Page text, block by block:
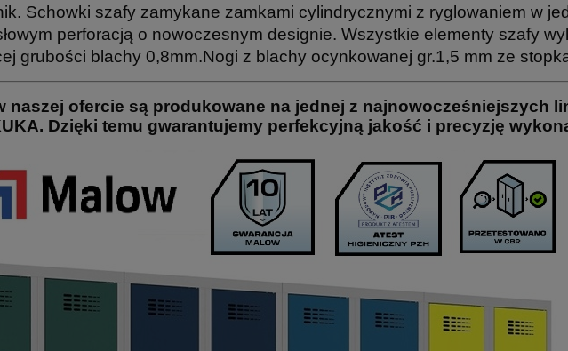
Schowki szafy zamykane zamkami cylindrycznymi z ryglowaniem w
perforacją o nowoczesnym designie. Wszystkie elementy szafy
grubości blachy 0,8mm.Nogi z blachy ocynkowanej gr.1,5 mm ze
naszej ofercie są produkowane na jednej z najnowocześniejszych
Dzięki temu gwarantujemy perfekcyjną jakość i precyzję